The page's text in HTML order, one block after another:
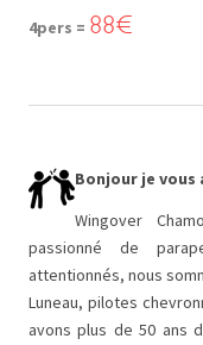
4pers = 88€
Bonjour je vous
Wingover
passionné de
attentionnés, nous
Luneau, pilotes
avons plus de 50 ans